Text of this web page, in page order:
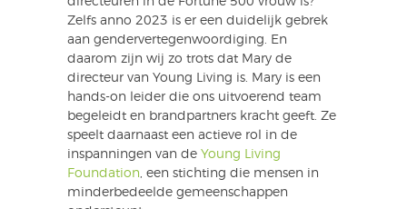
Zelfs anno 2023 is er een duidelijk gebrek
aan gendervertegenwoordiging. En
daarom zijn wij zo trots dat Mary de
directeur van Young Living is. Mary is een
hands-on leider die ons uitvoerend team
begeleidt en brandpartners kracht geeft. Ze
speelt daarnaast een actieve rol in de
inspanningen van de Young Living
Foundation, een stichting die mensen in
minderbedeelde gemeenschappen